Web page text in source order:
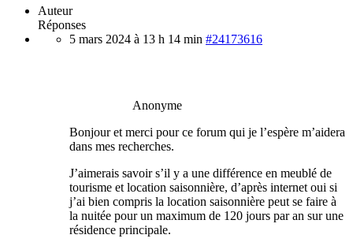
Auteur
Réponses
5 mars 2024 à 13 h 14 min #24173616
Anonyme
Bonjour et merci pour ce forum qui je l’espère m’aidera
dans mes recherches.
J’aimerais savoir s’il y a une différence en meublé de
tourisme et location saisonnière, d’après internet oui si
j’ai bien compris la location saisonnière peut se faire à
la nuitée pour un maximum de 120 jours par an sur une
résidence principale.